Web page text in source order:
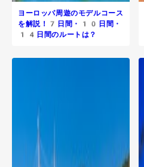
ヨーロッパ周遊のモデルコース
を解説！7日間・10日間・
14日間のルートは？